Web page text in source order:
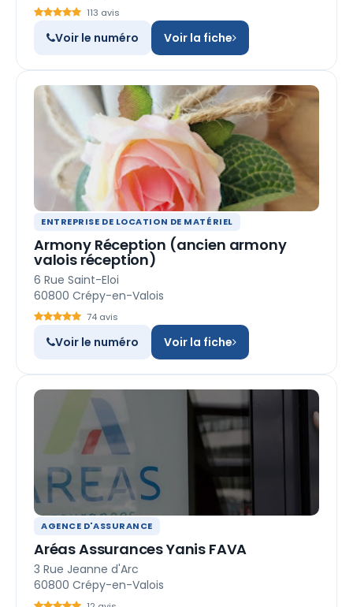
113 avis
Voir le numéro Voir la fiche
ENTREPRISE DE LOCATION DE MATÉRIEL
Armony Réception (ancien armony
valois réception)
6 Rue Saint-Eloi
60800 Crépy-en-Valois
74 avis
Voir le numéro Voir la fiche
AGENCE D'ASSURANCE
Aréas Assurances Yanis FAVA
3 Rue Jeanne d'Arc
60800 Crépy-en-Valois